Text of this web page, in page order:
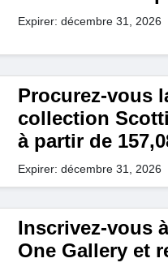
Expirer: décembre 31, 2026
Procurez-vous
collection
à partir de
Expirer: décembre 31, 2026
Inscrivez-vous
One Gallery et